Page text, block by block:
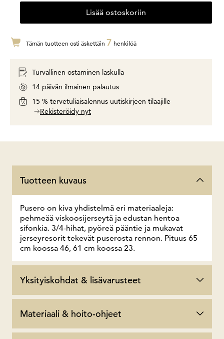
Lisää ostoskoriin
Tämän tuotteen osti äskettäin 7 henkilöä
Turvallinen ostaminen laskulla
14 päivän ilmainen palautus
15 % tervetuliaisalennus uutiskirjeen tilaajille
Rekisteröidy nyt
Tuotteen kuvaus
Pusero on kiva yhdistelmä eri materiaaleja:
pehmeää viskoosijerseytä ja edustan hentoa
sifonkia. 3/4-hihat, pyöreä pääntie ja mukavat
jerseyresorit tekevät puserosta rennon. Pituus 65
cm koossa 46, 61 cm koossa 23.
Yksityiskohdat & lisävarusteet
Materiaali & hoito-ohjeet